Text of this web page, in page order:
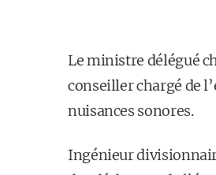
Le ministre délégué
conseiller chargé de
nuisances sonores.
Ingénieur